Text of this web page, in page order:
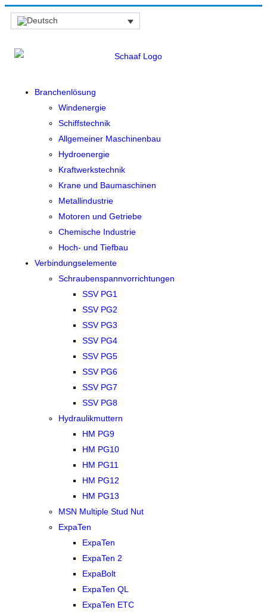
Branchenlösung
Windenergie
Schiffstechnik
Allgemeiner Maschinenbau
Hydroenergie
Kraftwerkstechnik
Krane und Baumaschinen
Metallindustrie
Motoren und Getriebe
Chemische Industrie
Hoch- und Tiefbau
Verbindungselemente
Schraubenspannvorrichtungen
SSV PG1
SSV PG2
SSV PG3
SSV PG4
SSV PG5
SSV PG6
SSV PG7
SSV PG8
Hydraulikmuttern
HM PG9
HM PG10
HM PG11
HM PG12
HM PG13
MSN Multiple Stud Nut
ExpaTen
ExpaTen
ExpaTen 2
ExpaBolt
ExpaTen QL
ExpaTen ETC